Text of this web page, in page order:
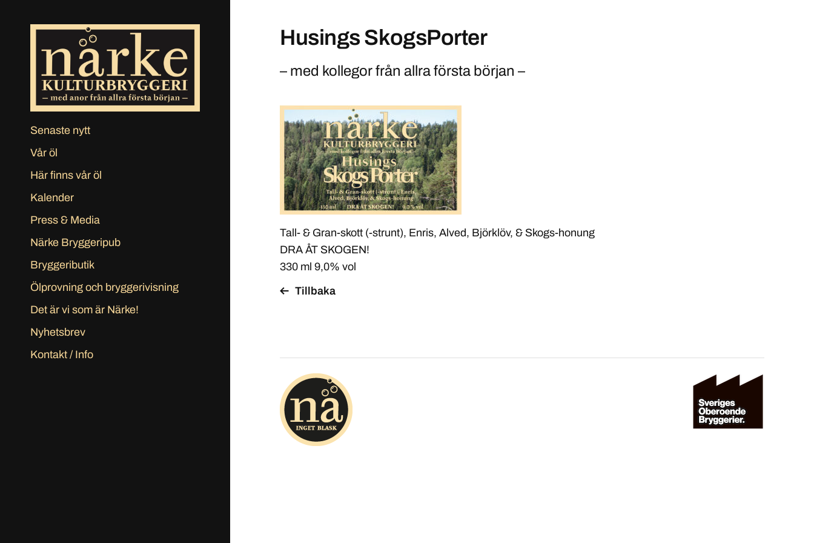
Senaste nytt
Vår öl
Här finns vår öl
Kalender
Press & Media
Närke Bryggeripub
Bryggeributik
Ölprovning och bryggerivisning
Det är vi som är Närke!
Nyhetsbrev
Kontakt / Info
Husings SkogsPorter
– med kollegor från allra första början –
Tall- & Gran-skott (-strunt), Enris, Alved, Björklöv, & Skogs-honung
DRA ÅT SKOGEN!
330 ml 9,0% vol
Tillbaka